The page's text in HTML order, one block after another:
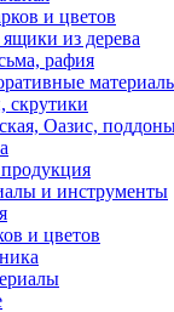
и цветов
из дерева
рафия
скрутики
Оазис,
и инструменты
и цветов